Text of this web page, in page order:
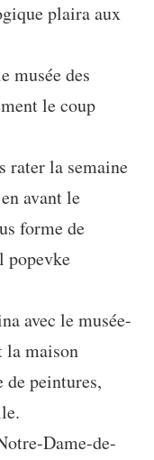
plaira aux
musée des
le coup
rater la semaine
avant le
forme de
popevke
avec le musée-
la maison
peintures,
Dame-de-